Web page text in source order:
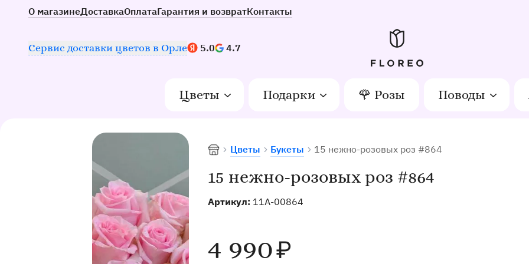
О магазинеДоставкаОплатаГарантия и возвратКонтакты
Сервис доставки цветов в ОрлеНаш рейтинг:
5.0 4.7
Цветы Подарки 🌹 Розы Поводы
15 нежно-розовых роз #864
Артикул: 11A-00864
4 990₽
Доставка цветов в Орле
Цветы Букеты 15 нежно-розовых роз #864